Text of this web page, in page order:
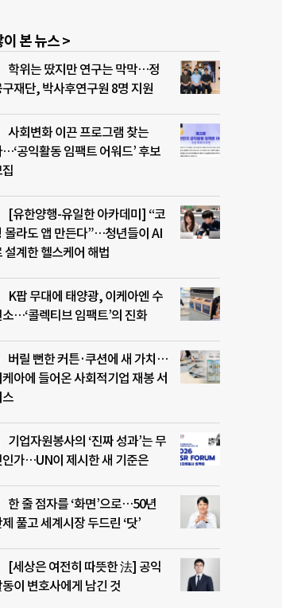
이 본 뉴스 >
학위는 땄지만 연구는 막막…정
재단, 박사후연구원 8명 지원
사회변화 이끈 프로그램 찾는
…‘공익활동 임팩트 어워드’ 후보
[유한양행-유일한 아카데미] “코
몰라도 앱 만든다”…청년들이 AI
설계한 헬스케어 해법
K팝 무대에 태양광, 이케아엔 수
…‘콜렉티브 임팩트’의 진화
버릴 뻔한 커튼·쿠션에 새 가치…
케아에 들어온 사회적기업 재봉 서
스
기업자원봉사의 ‘진짜 성과’는 무
인가…UN이 제시한 새 기준은
한 줄 점자를 ‘화면’으로…50년
풀고 세계시장 두드린 ‘닷’
[세상은 여전히 따뜻한 法] 공익
이 변호사에게 남긴 것